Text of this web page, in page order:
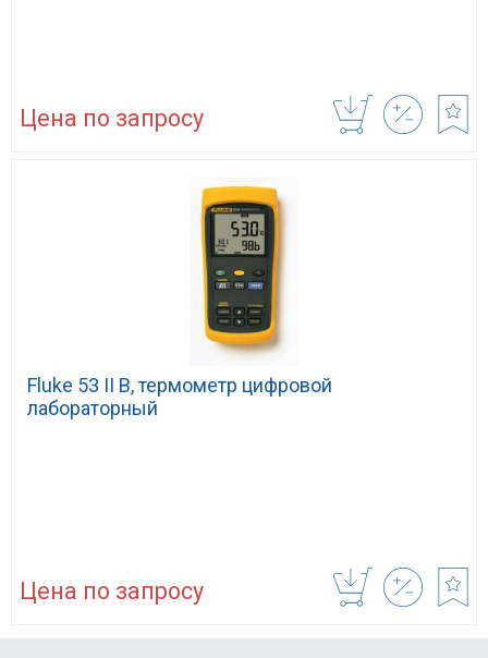
Цена по запросу
Fluke 53 II B, термометр цифровой
лабораторный
Цена по запросу